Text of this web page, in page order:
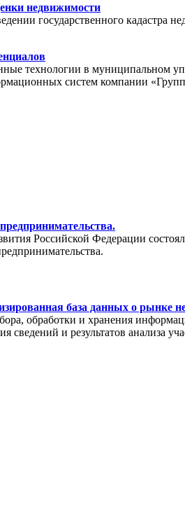
недвижимости
государственного кадастра
технологии в муниципальном
систем компании
Российской Федерации
база данных о рынке
обработки и хранения
и результатов анализа